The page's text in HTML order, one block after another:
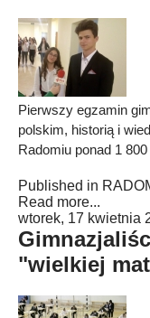
Pierwszy egzamin
polskim, historią i
Radomiu ponad 1
Published in
Read more...
wtorek, 17 kwietnia
"wielkiej